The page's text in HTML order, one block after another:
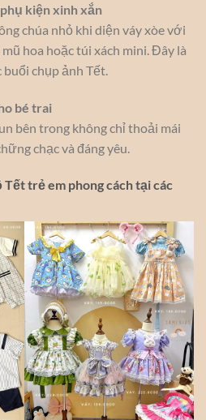
kiện xinh xắn
chúa nhỏ khi diện váy xòe với
hoa hoặc túi xách mini. Đây là
chụp ảnh Tết.
bé trai
bên trong không chỉ thoải mái
chạc và đáng yêu.
Tết trẻ em phong cách tại các